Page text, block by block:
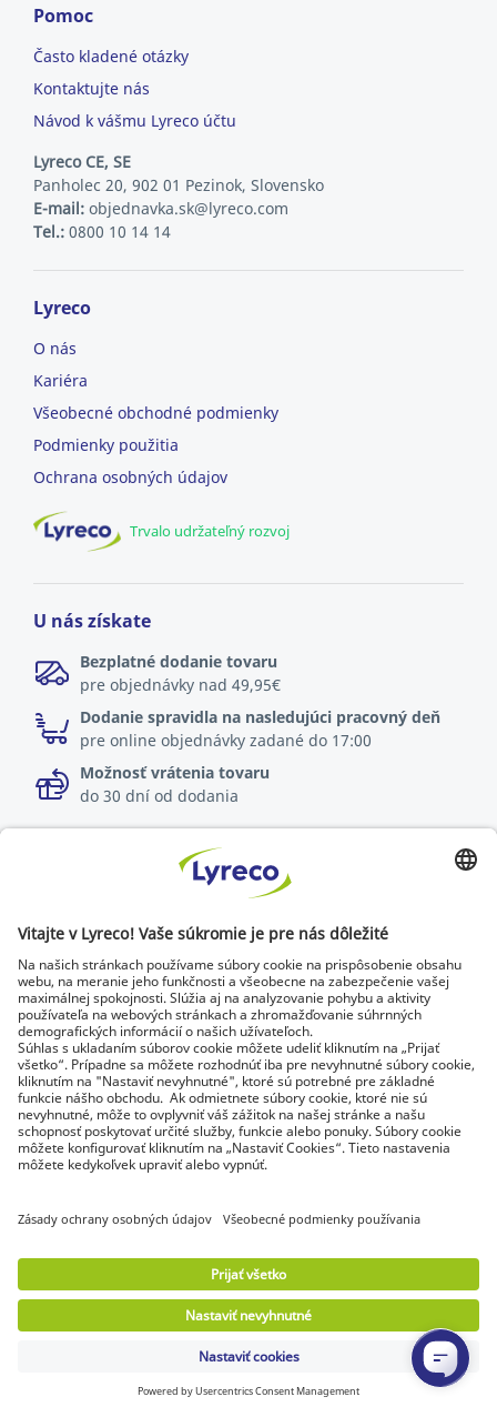
Pomoc
Často kladené otázky
Kontaktujte nás
Návod k vášmu Lyreco účtu
Lyreco CE, SE
Panholec 20, 902 01 Pezinok, Slovensko
E-mail: objednavka.sk@lyreco.com
Tel.: 0800 10 14 14
Lyreco
O nás
Kariéra
Všeobecné obchodné podmienky
Podmienky použitia
Ochrana osobných údajov
Trvalo udržateľný rozvoj
U nás získate
Bezplatné dodanie tovaru
pre objednávky nad 49,95€
Dodanie spravidla na nasledujúci pracovný deň
pre online objednávky zadané do 17:00
Možnosť vrátenia tovaru
do 30 dní od dodania
Špecialista na každé pracovisko
Objavte Lyreco riešenia pre ekologickejšie pracoviská
© Lyreco 2026 | Dodávame výhradne firmám a
podnikateľom. Všetky ceny sú uvedené bez DPH. Právo
spotrebiteľa na odstúpenie od zmluvy sa neuplatňuje.
Identifikačné údaje|Všeobecné obchodné
podmienky|Elektronická fakturácia
prístupnosti |Podmienky použitia| Ochrana
osobných údajov|Nastavenie súkromia|Mapa
stránok